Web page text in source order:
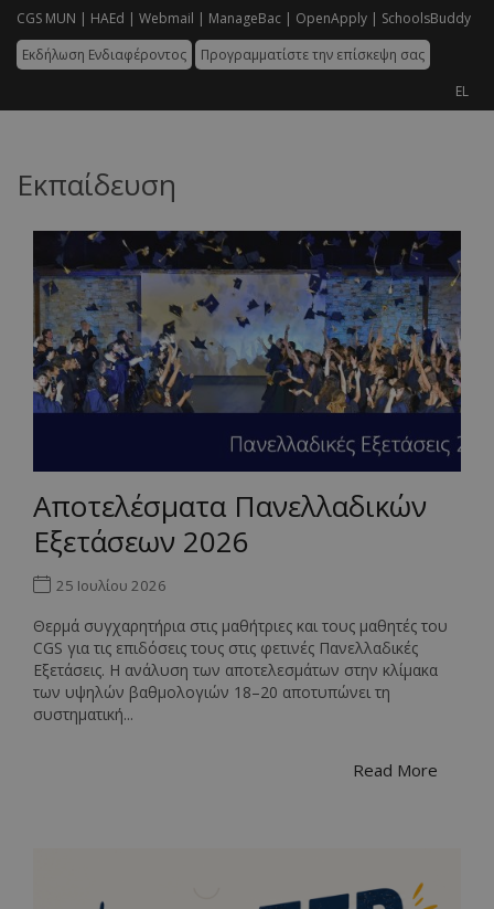
CGS MUN | HAEd | Webmail | ManageBac | OpenApply | SchoolsBuddy
Εκδήλωση Ενδιαφέροντος
Προγραμματίστε την επίσκεψη σας
EL
Εκπαίδευση
Αποτελέσματα Πανελλαδικών
Εξετάσεων 2026
25 Ιουλίου 2026
Θερμά συγχαρητήρια στις μαθήτριες και τους μαθητές του
CGS για τις επιδόσεις τους στις φετινές Πανελλαδικές
Εξετάσεις. Η ανάλυση των αποτελεσμάτων στην κλίμακα
των υψηλών βαθμολογιών 18–20 αποτυπώνει τη
συστηματική...
Read More